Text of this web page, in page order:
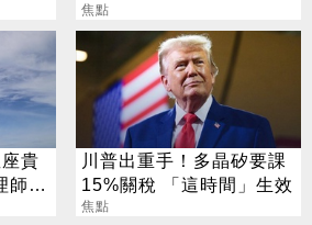
焦點
貴
師：
川普出重手！多晶矽要課
15%關稅 「這時間」生效
焦點